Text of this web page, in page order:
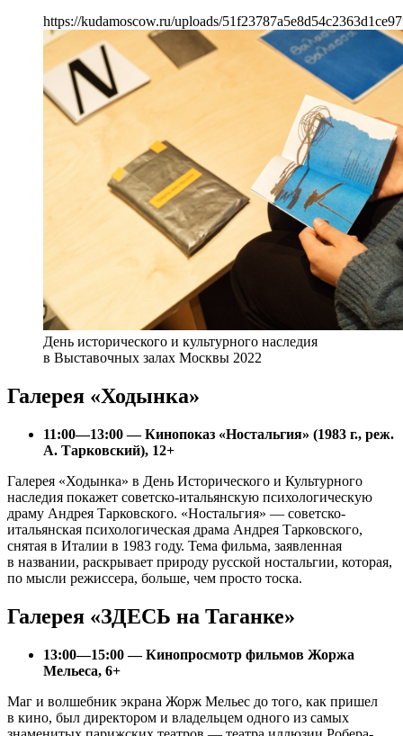
https://kudamoscow.ru/uploads/
День исторического и культурного наследия
в Выставочных залах Москвы 2022
Галерея «Ходынка»
11:00—13:00 — Кинопоказ «Ностальгия» (1983 г., реж.
А. Тарковский), 12+
Галерея «Ходынка» в День Исторического и Культурного
наследия покажет советско-итальянскую психологическую
драму Андрея Тарковского. «Ностальгия» — советско-
итальянская психологическая драма Андрея Тарковского,
снятая в Италии в 1983 году. Тема фильма, заявленная
в названии, раскрывает природу русской ностальгии, которая,
по мысли режиссера, больше, чем просто тоска.
Галерея «ЗДЕСЬ на Таганке»
13:00—15:00 — Кинопросмотр фильмов Жоржа
Мельеса, 6+
Маг и волшебник экрана Жорж Мельес до того, как пришел
в кино, был директором и владельцем одного из самых